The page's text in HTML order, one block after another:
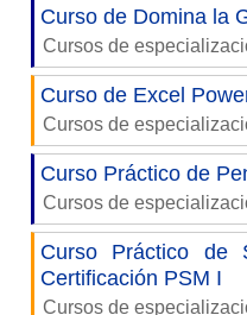
Curso de Domina la
Cursos de
Curso de Excel
Cursos de
Curso Práctico de
Cursos de
Curso Práctico de
Certificación PSM I
Cursos de